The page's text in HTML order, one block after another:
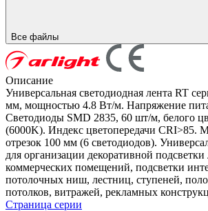
Все файлы
Описание
Универсальная светодиодная лента RT
мм, мощностью 4.8 Вт/м. Напряжение
Светодиоды SMD 2835, 60 шт/м, белого
(6000K). Индекс цветопередачи CRI>85.
отрезок 100 мм (6 светодиодов).
для организации декоративной
коммерческих помещений, подсветки
потолочных ниш, лестниц, ступеней,
потолков, витражей, рекламных
Страница серии